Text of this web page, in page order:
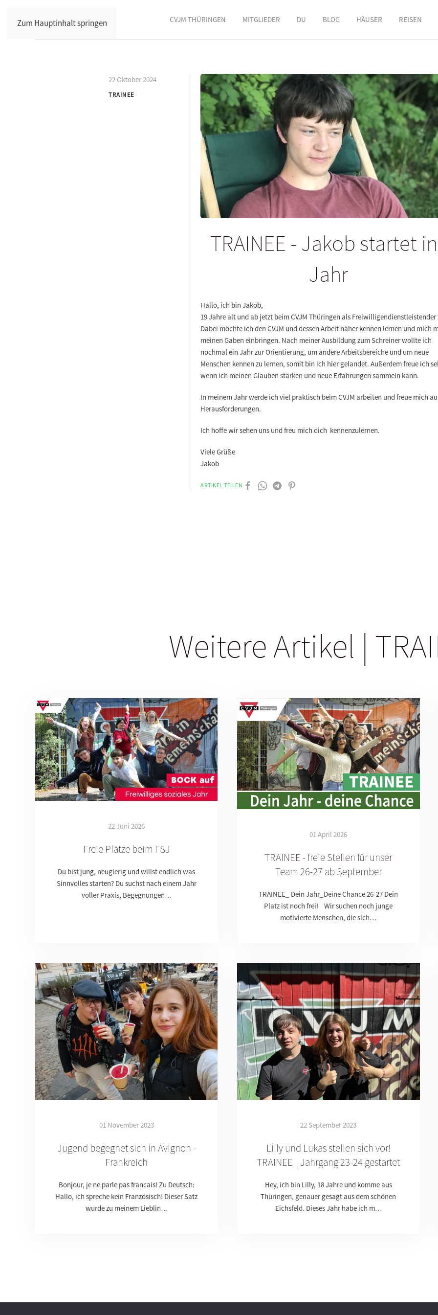
Zum Hauptinhalt springen CVJM THÜRINGEN MITGLIEDER DU BLOG HÄUSER REISEN
22 Oktober 2024
TRAINEE
TRAINEE - Jakob startet
Jahr
Hallo, ich bin Jakob,
19 Jahre alt und ab jetzt beimCVJM Thüringen als Freiwilligendienstleistender
Dabei möchte ich den CVJM und dessen Arbeit näher kennen lernen und mich
meinen Gaben einbringen. Nach meiner Ausbildung zum Schreiner wollte ich
nochmal ein Jahr zur Orientierung, um andere Arbeitsbereiche und um neue
Menschen kennen zu lernen, somit bin ich hier gelandet. Außerdem freue ich
wenn ich meinen Glauben stärken und neue Erfahrungen sammeln kann.
In meinem Jahr werde ich viel praktisch beim CVJM arbeiten und freue mich
Herausforderungen.
Ich hoffe wir sehen uns und freu mich dich kennenzulernen.
Viele Grüße
Jakob
ARTIKEL TEILEN
Weitere Artikel |
22 Juni 2026
Freie Plätze beim FSJ
Du bist jung, neugierig und willst endlich was
Sinnvolles starten? Du suchst nach einem Jahr
voller Praxis, Begegnungen…
01 April 2026
TRAINEE - freie Stellen für unser
Team 26-27 ab September
TRAINEE_ Dein Jahr_Deine Chance 26-27 Dein
Platz ist noch frei! Wir suchen noch junge
motivierte Menschen, die sich…
01 November 2023
Jugend begegnet sich in Avignon -
Frankreich
Bonjour, je ne parle pas francais! Zu Deutsch:
Hallo, ich spreche kein Französisch! Dieser Satz
wurde zu meinem Lieblin…
22 September 2023
Lilly und Lukas stellen sich vor!
TRAINEE_ Jahrgang 23-24 gestartet
Hey, ich bin Lilly, 18 Jahre und komme aus
Thüringen, genauer gesagt aus dem schönen
Eichsfeld. Dieses Jahr habe ich m…